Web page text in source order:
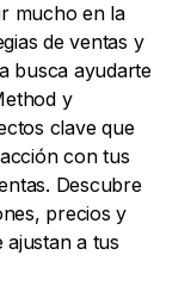
mucho en la
de ventas y
busca ayudarte
y
clave que
con tus
Descubre
precios y
ajustan a tus